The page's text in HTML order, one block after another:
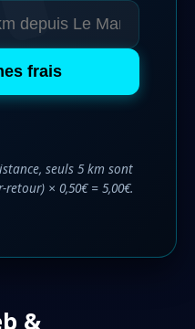
frais
seuls 5 km sont
× 0,50€ = 5,00€.
&